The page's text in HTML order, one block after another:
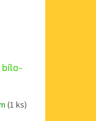
bílo-
(1 ks)